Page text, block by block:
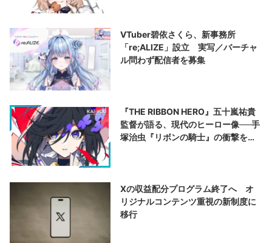
VTuber碧依さくら、新事務所
「re;ALIZE」設立 実写／バーチャ
ル問わず配信者を募集
『THE RIBBON HERO』五十嵐祐貴
監督が語る、現代のヒーロー像──手
塚治虫『リボンの騎士』の衝撃を再
Xの収益配分プログラム終了へ オ
リジナルコンテンツ重視の新制度に
移行